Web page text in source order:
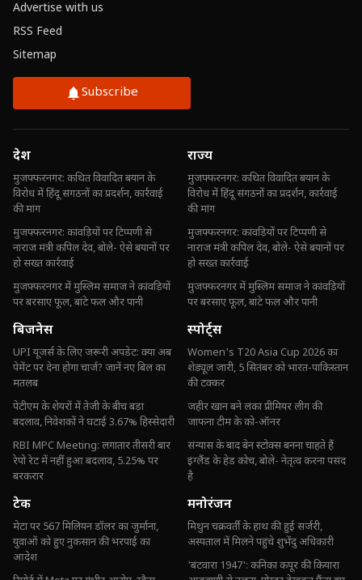
Advertise with us
RSS Feed
Sitemap
Subscribe
देश
मुजफ्फरनगर: कथित विवादित बयान के
विरोध में हिंदू संगठनों का प्रदर्शन, कार्रवाई
की मांग
मुजफ्फरनगर: कांवड़ियों पर टिप्पणी से
नाराज मंत्री कपिल देव, बोले- ऐसे बयानों पर
हो सख्त कार्रवाई
मुजफ्फरनगर में मुस्लिम समाज ने कांवड़ियों
पर बरसाए फूल, बांटे फल और पानी
राज्य
मुजफ्फरनगर: कथित विवादित बयान के
विरोध में हिंदू संगठनों का प्रदर्शन, कार्रवाई
की मांग
मुजफ्फरनगर: कांवड़ियों पर टिप्पणी से
नाराज मंत्री कपिल देव, बोले- ऐसे बयानों पर
हो सख्त कार्रवाई
मुजफ्फरनगर में मुस्लिम समाज ने कांवड़ियों
पर बरसाए फूल, बांटे फल और पानी
बिजनेस
UPI यूजर्स के लिए जरूरी अपडेट: क्या अब
पेमेंट पर देना होगा चार्ज? जानें नए बिल का
मतलब
पेटीएम के शेयरों में तेजी के बीच बड़ा
बदलाव, निवेशकों ने घटाई 3.67% हिस्सेदारी
RBI MPC Meeting: लगातार तीसरी बार
रेपो रेट में नहीं हुआ बदलाव, 5.25% पर
बरकरार
स्पोर्ट्स
Women's T20 Asia Cup 2026 का
शेड्यूल जारी, 5 सितंबर को भारत-पाकिस्तान
की टक्कर
जहीर खान बने लंका प्रीमियर लीग की
जाफना टीम के को-ऑनर
संन्यास के बाद बेन स्टोक्स बनना चाहते हैं
इंग्लैंड के हेड कोच, बोले- नेतृत्व करना पसंद
है
टेक
मेटा पर 567 मिलियन डॉलर का जुर्माना,
युवाओं को हुए नुकसान की भरपाई का
आदेश
मनोरंजन
मिथुन चक्रवर्ती के हाथ की हुई सर्जरी,
अस्पताल में मिलने पहुंचे शुभेंदु अधिकारी
'बंटवारा 1947': कनिका कपूर की कियारा